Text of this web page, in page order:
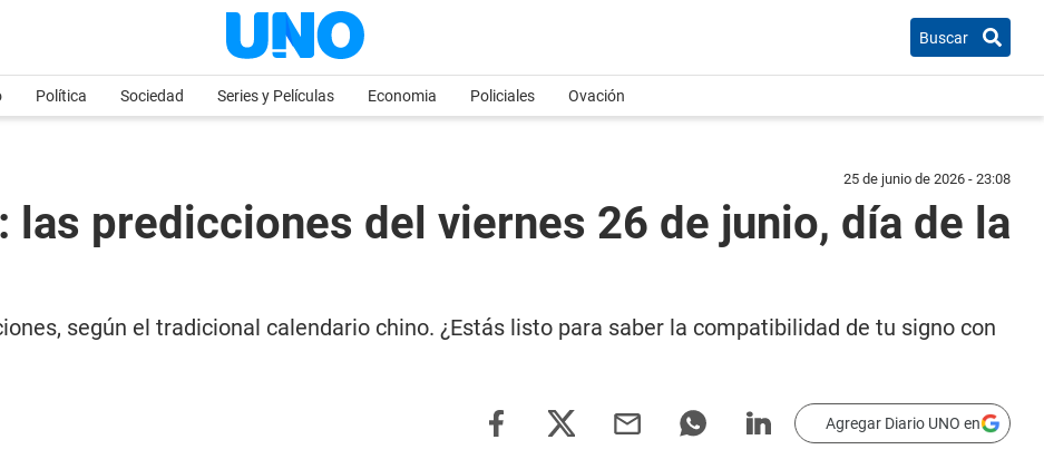
Buscar
Política Sociedad Series y Películas Economia Policiales Ovación
25 de junio de 2026 - 23:08
las predicciones del viernes 26 de junio, día de la
según el tradicional calendario chino. ¿Estás listo para saber la compatibilidad de tu signo con
Agregar Diario UNO en